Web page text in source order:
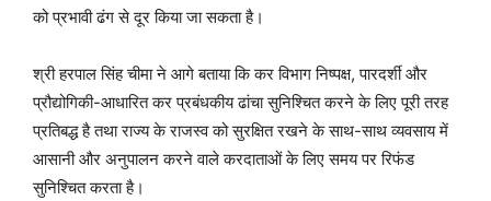
को प्रभावी ढंग से दूर किया जा सकता है।
श्री हरपाल सिंह चीमा ने आगे बताया कि कर विभाग निष्पक्ष, पारदर्शी और
प्रौद्योगिकी-आधारित कर प्रबंधकीय ढांचा सुनिश्चित करने के लिए पूरी तरह
प्रतिबद्ध है तथा राज्य के राजस्व को सुरक्षित रखने के साथ-साथ व्यवसाय में
आसानी और अनुपालन करने वाले करदाताओं के लिए समय पर रिफंड
सुनिश्चित करता है।